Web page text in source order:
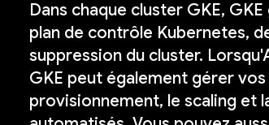
Dans chaque cluster GKE,
plan de contrôle Kubernetes,
suppression du cluster.
GKE peut également gérer
provisionnement, le scaling et